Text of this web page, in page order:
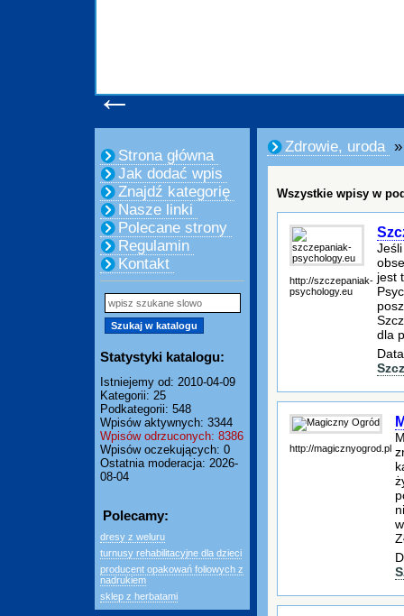
←
Strona główna
Jak dodać wpis
Znajdź kategorię
Nasze linki
Polecane strony
Regulamin
Kontakt
Statystyki katalogu:
Istniejemy od: 2010-04-09
Kategorii: 25
Podkategorii: 548
Wpisów aktywnych: 3344
Wpisów odrzuconych: 8386
Wpisów oczekujących: 0
Ostatnia moderacja: 2026-
08-04
Polecamy:
dresy z weluru
turnusy rehabilitacyjne dla dzieci
producent opakowań foliowych z
nadrukiem
sklep z herbatami
Zdrowie, uroda
Wszystkie wpisy w
http://szczepaniak-
psychology.eu
jest
dla
http://magicznyogrod.pl